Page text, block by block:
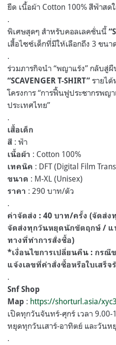
ยืด เนื้อผ้า Cotton 100% สีฟ้าสด
.
พิเศษสุดๆ สำหรับคอลเลคชั่นนี้
เสื้อไซซ์เด็กที่มีให้เลือกถึง 3 ขนา
.
ร่วมภารกิจนำ “พญาแร้ง” กลับสู่
“SCAVENGER T-SHIRT” รายไ
โครงการ “การฟื้นฟูประชากรพญ
ประเทศไทย”
.
เสื้อเด็ก
สี : ฟ้า
เนื้อผ้า : Cotton 100%
เทคนิค : DFT (Digital Film
ขนาด : M-XL (Unisex)
ราคา : 290 บาท/ตัว
.
ค่าจัดส่ง : 40 บาท/ครั้ง (จัดส่
จัดส่งทุกวันหยุดนักขัตฤกษ์ / แ
ทางที่ทำการสั่งซื้อ)
*เงื่อนไขการเปลี่ยนคืน : กรณี
แจ้งเลขที่คำสั่งซื้อหรือใบเสร็
.
Snf Shop
Map : https://shorturl.asia/
เปิดทุกวันจันทร์-ศุกร์ เวลา 9.00-
หยุดทุกวันเสาร์-อาทิตย์ และวัน
.